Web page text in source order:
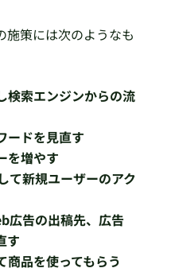
施策には次のようなも
検索エンジンからの流
ードを見直す
を増やす
て新規ユーザーのアク
広告の出稿先、広告
す
商品を使ってもらう